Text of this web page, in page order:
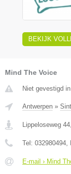
BEKIJK
Mind The Voice
Niet gevestigd
Antwerpen »
Lippeloseweg 44,
Tel: 032980494,
E-mail › Mind